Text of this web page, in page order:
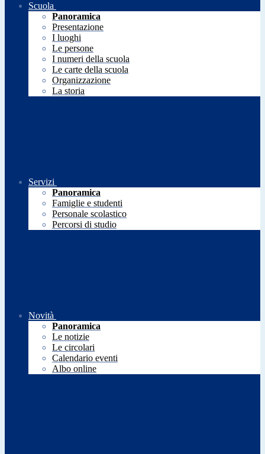
Scuola
Panoramica
Presentazione
I luoghi
Le persone
I numeri della scuola
Le carte della scuola
Organizzazione
La storia
Servizi
Panoramica
Famiglie e studenti
Personale scolastico
Percorsi di studio
Novità
Panoramica
Le notizie
Le circolari
Calendario eventi
Albo online